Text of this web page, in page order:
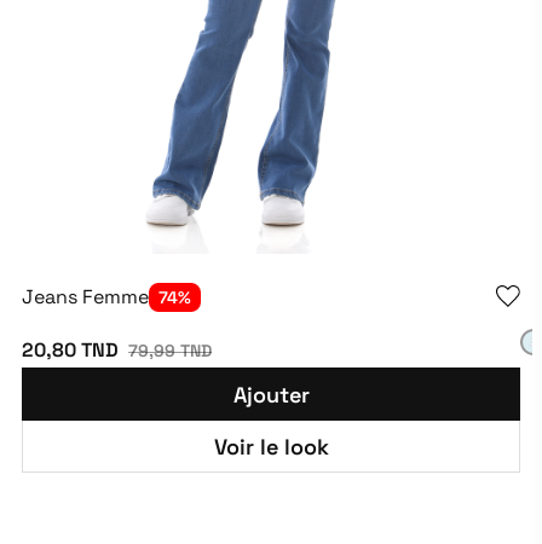
Jeans Femme 74%
20,80 TND 79,99 TND
Ajouter
Voir le look